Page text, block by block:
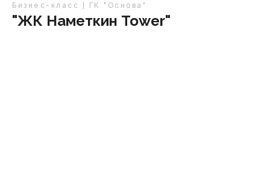
Бизнес-класс | ГК "Основа"
"ЖК Наметкин Tower"